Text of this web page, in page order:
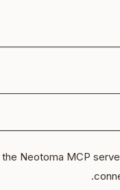
Neotoma MCP